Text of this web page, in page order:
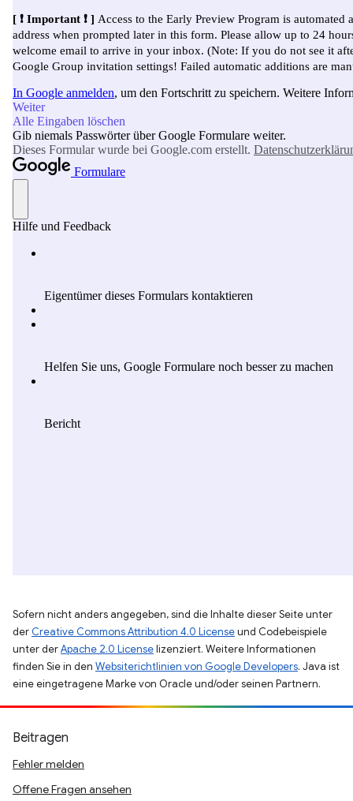
Sofern nicht anders angegeben, sind die Inhalte dieser Seite unter
der Creative Commons Attribution 4.0 Licenseund Codebeispiele
unter derApache 2.0 Licenselizenziert. Weitere Informationen
finden Sie in den Websiterichtlinien von Google Developers. Java ist
eine eingetragene Marke von Oracle und/oder seinen Partnern.
Beitragen
Fehler melden
Offene Fragen ansehen